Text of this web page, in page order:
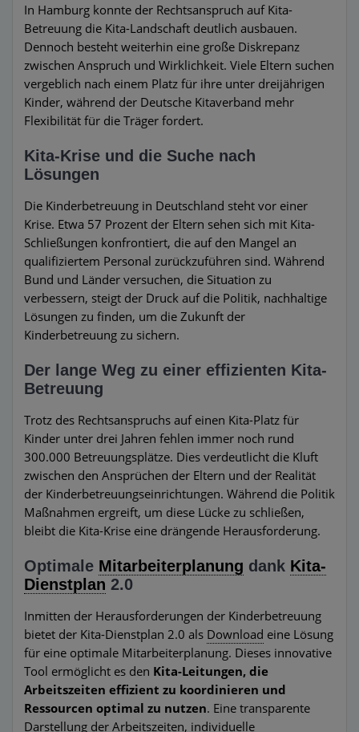
In Hamburg konnte der Rechtsanspruch auf Kita-
Betreuung die Kita-Landschaft deutlich ausbauen.
Dennoch besteht weiterhin eine große Diskrepanz
zwischen Anspruch und Wirklichkeit. Viele Eltern suchen
vergeblich nach einem Platz für ihre unter dreijährigen
Kinder, während der Deutsche Kitaverband mehr
Flexibilität für die Träger fordert.
Kita-Krise und die Suche nach
Lösungen
Die Kinderbetreuung in Deutschland steht vor einer
Krise. Etwa 57 Prozent der Eltern sehen sich mit Kita-
Schließungen konfrontiert, die auf den Mangel an
qualifiziertem Personal zurückzuführen sind. Während
Bund und Länder versuchen, die Situation zu
verbessern, steigt der Druck auf die Politik, nachhaltige
Lösungen zu finden, um die Zukunft der
Kinderbetreuung zu sichern.
Der lange Weg zu einer effizienten Kita-
Betreuung
Trotz des Rechtsanspruchs auf einen Kita-Platz für
Kinder unter drei Jahren fehlen immer noch rund
300.000 Betreuungsplätze. Dies verdeutlicht die Kluft
zwischen den Ansprüchen der Eltern und der Realität
der Kinderbetreuungseinrichtungen. Während die Politik
Maßnahmen ergreift, um diese Lücke zu schließen,
bleibt die Kita-Krise eine drängende Herausforderung.
Optimale Mitarbeiterplanung dank Kita-
Dienstplan 2.0
Inmitten der Herausforderungen der Kinderbetreuung
bietet der Kita-Dienstplan 2.0 als Download eine Lösung
für eine optimale Mitarbeiterplanung. Dieses innovative
Tool ermöglicht es den Kita-Leitungen, die
Arbeitszeiten effizient zu koordinieren und
Ressourcen optimal zu nutzen. Eine transparente
Darstellung der Arbeitszeiten, individuelle